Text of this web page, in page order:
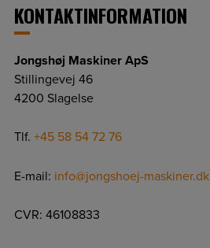
KONTAKTINFORMATION
Jongshøj Maskiner ApS
Stillingevej 46
4200 Slagelse
Tlf. +45 58 54 72 76
E-mail: info@jongshoej-maskiner.dk
CVR: 46108833